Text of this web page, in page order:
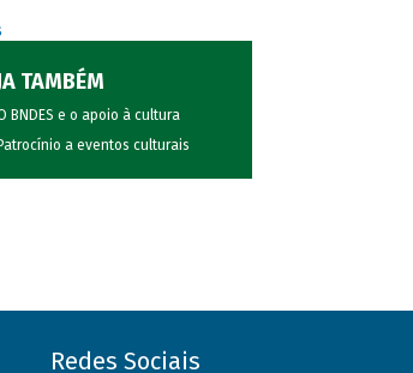
TAMBÉM
BNDES e o apoio à cultura
Patrocínio a eventos culturais
Redes Sociais